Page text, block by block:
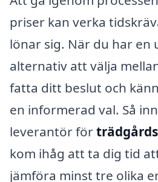
priser kan verka
lönar sig. När du har en
alternativ att välja
fatta ditt beslut och
en informerad val. Så
leverantör för
kom ihåg att ta dig tid
jämföra minst tre olika